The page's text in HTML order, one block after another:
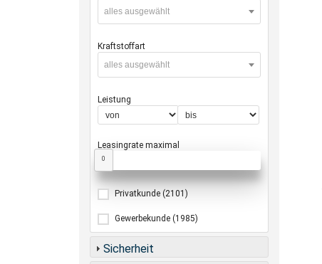
alles ausgewählt
Kraftstoffart
alles ausgewählt
Leistung
Leasingrate maximal
0
Privatkunde (2101)
Gewerbekunde (1985)
Sicherheit